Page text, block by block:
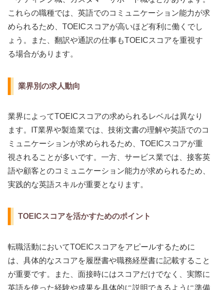
これらの職種では、英語でのコミュニケーション能力が求
められるため、TOEICスコアが高いほど有利に働くでし
ょう。また、翻訳や通訳の仕事もTOEICスコアを重視す
る場合があります。
業界別の求人動向
業界によってTOEICスコアの求められるレベルは異なり
ます。IT業界や製造業では、技術文書の理解や英語でのコ
ミュニケーションが求められるため、TOEICスコアが重
視されることが多いです。一方、サービス業では、接客英
語や顧客とのコミュニケーション能力が求められるため、
実践的な英語スキルが重要となります。
TOEICスコアを活かすためのポイント
転職活動においてTOEICスコアをアピールするために
は、具体的なスコアを履歴書や職務経歴書に記載すること
が重要です。また、面接時にはスコアだけでなく、実際に
英語を使った経験や成果を具体的に説明できるように準備